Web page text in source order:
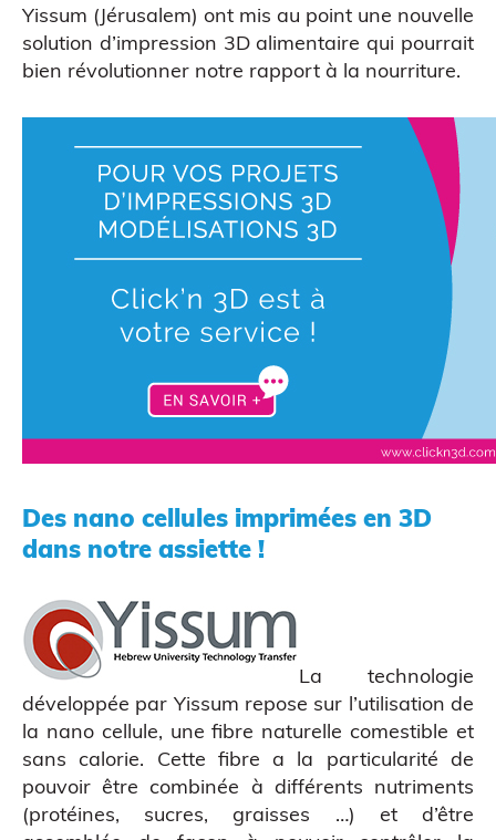
Scanner 3D
ATELIERS & ÉVÈNEMENTS
Figurine bobble head
Yissum (Jérusalem) ont mis au point une nouvelle
solution d’impression 3D alimentaire qui pourrait
bien révolutionner notre rapport à la nourriture.
Des nano cellules imprimées en 3D
dans notre assiette !
La technologie
développée par Yissum repose sur l’utilisation de
la nano cellule, une fibre naturelle comestible et
sans calorie. Cette fibre a la particularité de
pouvoir être combinée à différents nutriments
(protéines, sucres, graisses …) et d’être